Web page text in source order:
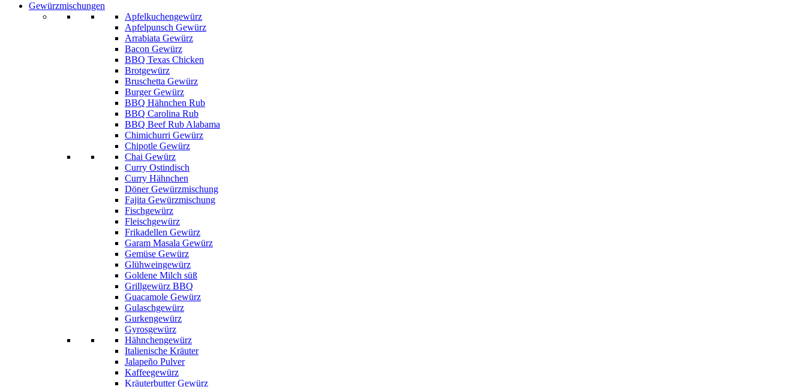
Gewürzmischungen
Apfelkuchengewürz
Apfelpunsch Gewürz
Arrabiata Gewürz
Bacon Gewürz
BBQ Texas Chicken
Brotgewürz
Bruschetta Gewürz
Burger Gewürz
BBQ Hähnchen Rub
BBQ Carolina Rub
BBQ Beef Rub Alabama
Chimichurri Gewürz
Chipotle Gewürz
Chai Gewürz
Curry Ostindisch
Curry Hähnchen
Döner Gewürzmischung
Fajita Gewürzmischung
Fischgewürz
Fleischgewürz
Frikadellen Gewürz
Garam Masala Gewürz
Gemüse Gewürz
Glühweingewürz
Goldene Milch süß
Grillgewürz BBQ
Guacamole Gewürz
Gulaschgewürz
Gurkengewürz
Gyrosgewürz
Hähnchengewürz
Italienische Kräuter
Jalapeño Pulver
Kaffeegewürz
Kräuterbutter Gewürz